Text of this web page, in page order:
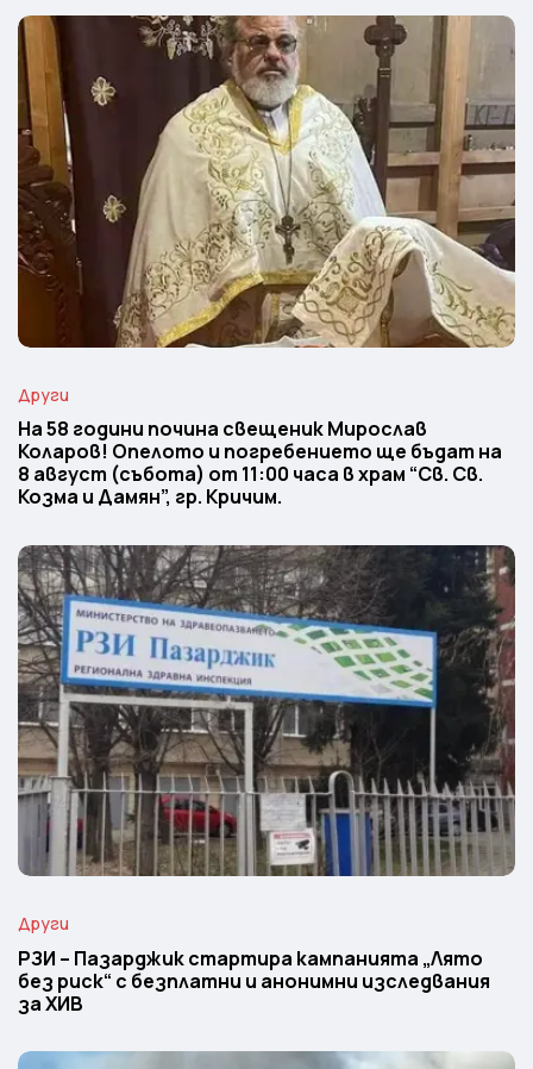
Други
На 58 години почина свещеник Мирослав
Коларов! Опелото и погребението ще бъдат на
8 август (събота) от 11:00 часа в храм “Св. Св.
Козма и Дамян”, гр. Кричим.
Други
РЗИ – Пазарджик стартира кампанията „Лято
без риск“ с безплатни и анонимни изследвания
за ХИВ